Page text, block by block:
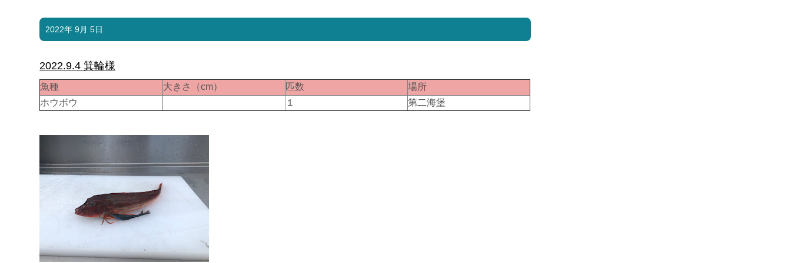
2022年 9月 5日
2022.9.4 箕輪様
魚種 大きさ（cm） 匹数
場所
ホウボウ
１ 第二海堡